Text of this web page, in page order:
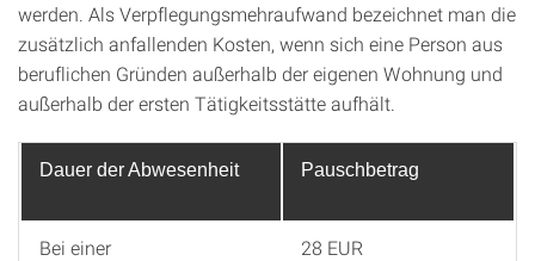
werden. Als Verpflegungsmehraufwand bezeichnet man die
zusätzlich anfallenden Kosten, wenn sich eine Person aus
beruflichen Gründen außerhalb der eigenen Wohnung und
außerhalb der ersten Tätigkeitsstätte aufhält.
Dauer der Abwesenheit Pauschbetrag
Bei einer
28 EUR